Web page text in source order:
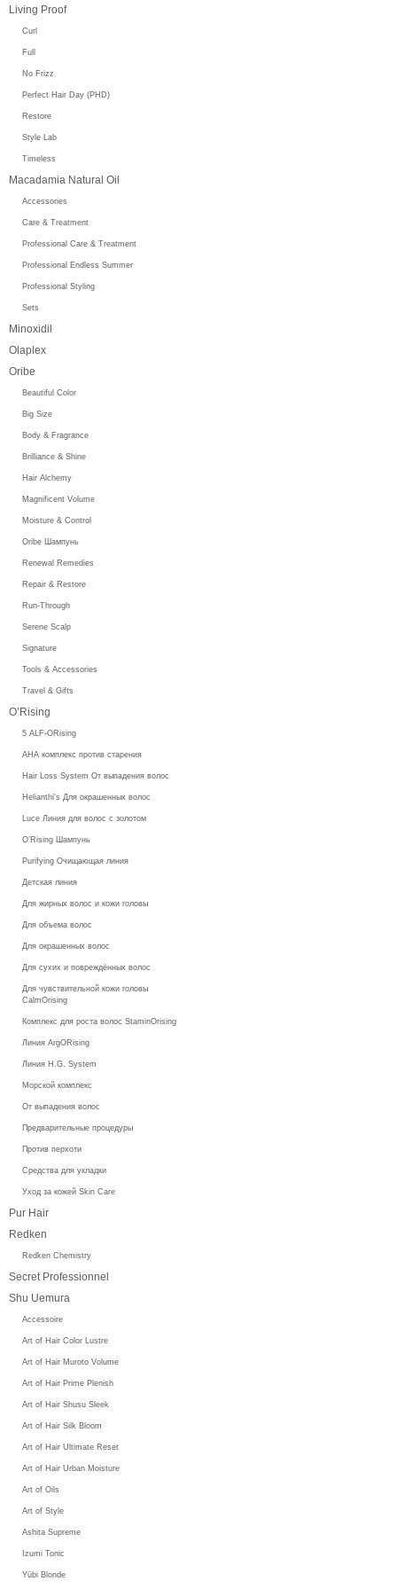
Living Proof
Curl
Full
No Frizz
Perfect Hair Day (PHD)
Restore
Style Lab
Timeless
Macadamia Natural Oil
Accessories
Care & Treatment
Professional Care & Treatment
Professional Endless Summer
Professional Styling
Sets
Minoxidil
Olaplex
Oribe
Beautiful Color
Big Size
Body & Fragrance
Brilliance & Shine
Hair Alchemy
Magnificent Volume
Moisture & Control
Oribe Шампунь
Renewal Remedies
Repair & Restore
Run-Through
Serene Scalp
Signature
Tools & Accessories
Travel & Gifts
O’Rising
5 ALF-ORising
AHA комплекс против старения
Hair Loss System От выпадения волос
Helianthi's Для окрашенных волос
Luce Линия для волос с золотом
O’Rising Шампунь
Purifying Очищающая линия
Детская линия
Для жирных волос и кожи головы
Для объема волос
Для окрашенных волос
Для сухих и повреждённых волос
Для чувствительной кожи головы
CalmOrising
Комплекс для роста волос StaminOrising
Линия ArgORising
Линия H.G. System
Морской комплекс
От выпадения волос
Предварительные процедуры
Против перхоти
Средства для укладки
Уход за кожей Skin Care
Pur Hair
Redken
Redken Chemistry
Secret Professionnel
Shu Uemura
Accessoire
Art of Hair Color Lustre
Art of Hair Muroto Volume
Art of Hair Prime Plenish
Art of Hair Shusu Sleek
Art of Hair Silk Bloom
Art of Hair Ultimate Reset
Art of Hair Urban Moisture
Art of Oils
Art of Style
Ashita Supreme
Izumi Tonic
Yūbi Blonde